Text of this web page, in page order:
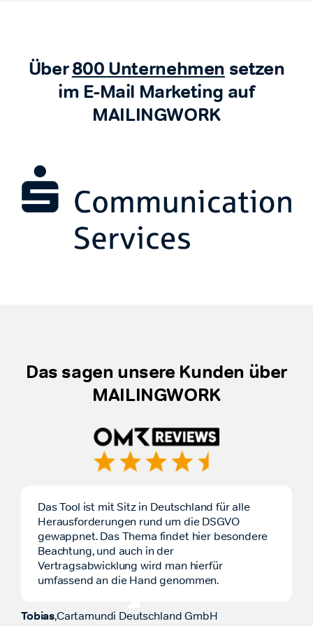
Über800 Unternehmen setzen
im E-Mail Marketing auf
MAILINGWORK
Das sagen unsere Kunden über
MAILINGWORK
Das Tool ist mit Sitz in Deutschland für alle
Herausforderungen rund um die DSGVO
gewappnet. Das Thema findet hier besondere
Beachtung, und auch in der
Vertragsabwicklung wird man hierfür
umfassend an die Hand genommen.
Tobias,Cartamundi Deutschland GmbH
MAILINGWORK bietet höchste Standards bei
der Zuverlässigkeit und DSGVO. Außerdem
bilden sie sicher unser High-Volumina
Newsletter-Business ab. Sie bieten mit der
Einbindung automatischer Versand-Prozesse
bis hin zu Content-Automatisierung (RSS-
Cases. Last but not least: ein großartiges
Neben den speziellen Software-Funktionen ist
es von enormer Bedeutung, dass alle IT-
Anwendungen innerhalb der
Sparkassenorganisation höchste
Sicherheitskriterien erfüllen. Deshalb prüft ein
Fachausschuss deren Nutzung. MAILINGWORK
Finanzinstituten im Bereich der IT- und